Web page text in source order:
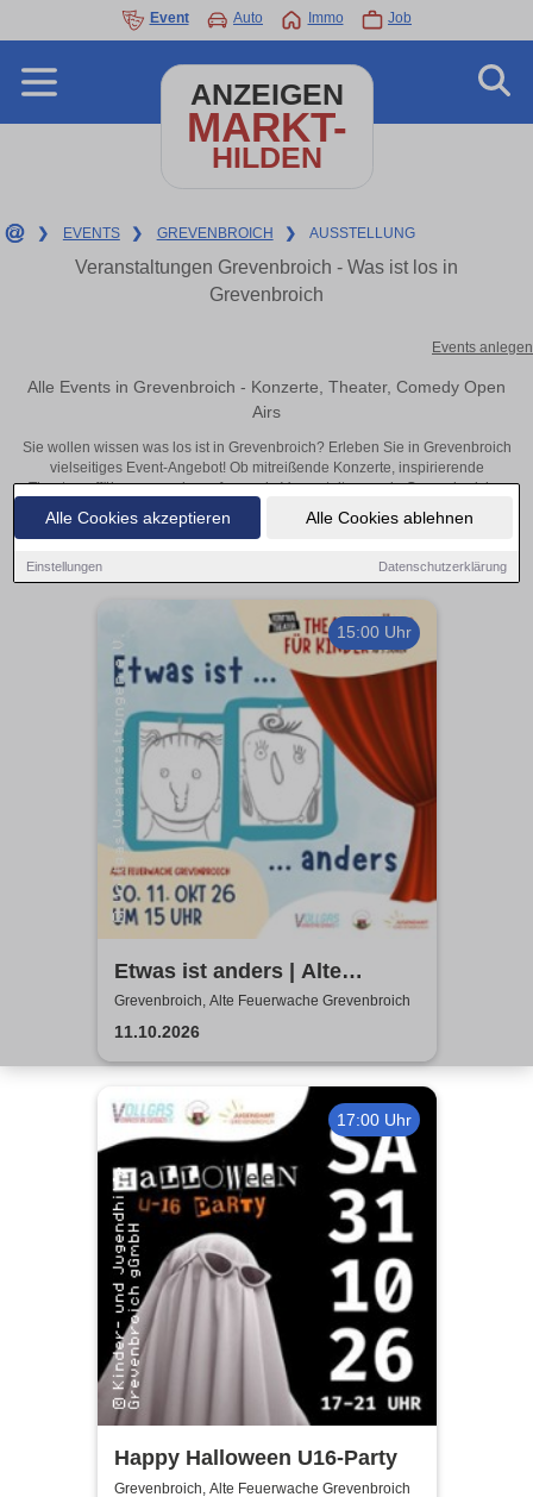
Alle Cookies akzeptieren Alle Cookies ablehnen
Einstellungen Datenschutzerklärung
Event Auto Immo Job
ANZEIGEN
MARKT-
HILDEN
❯ EVENTS ❯ GREVENBROICH ❯ AUSSTELLUNG
Veranstaltungen Grevenbroich - Was ist los in
Grevenbroich
Events anlegen
Alle Events in Grevenbroich - Konzerte, Theater, Comedy Open
Airs
Sie wollen wissen was los ist in Grevenbroich? Erleben Sie in Grevenbroich
vielseitiges Event-Angebot! Ob mitreißende Konzerte, inspirierende
Theateraufführungen oder aufregende Veranstaltungen in Grevenbroich –
hier finden alles im Überblick und Tickets.
15:00 Uhr
Etwas ist anders | Alte
Feuerwache Grevenbroich |
KOM'MA Theater aus
Duisburg
Grevenbroich, Alte Feuerwache Grevenbroich
11.10.2026
17:00 Uhr
Happy Halloween U16-Party
Grevenbroich, Alte Feuerwache Grevenbroich